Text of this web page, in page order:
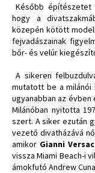
Később építészetet
hogy a
közepén kötött
fejvadászainak
bőr- és velúr
A sikeren
mutatott be a milánói
ugyanabban az
Milánóban nyitotta
szert. A siker ezután
vezető divatházává
amikor Gianni
vissza Miami Beach-i
ámokfutó Andrew